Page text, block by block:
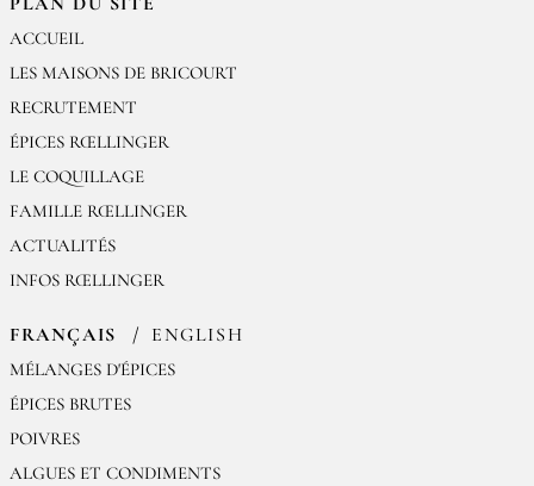
ACCUEIL
LES MAISONS DE BRICOURT
RECRUTEMENT
ÉPICES RŒLLINGER
LE COQUILLAGE
FAMILLE RŒLLINGER
ACTUALITÉS
INFOS RŒLLINGER
FRANÇAIS ENGLISH
MÉLANGES D'ÉPICES
ÉPICES BRUTES
POIVRES
ALGUES ET CONDIMENTS